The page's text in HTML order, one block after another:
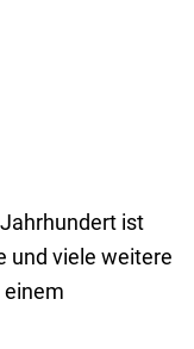
ist
und viele weitere
einem